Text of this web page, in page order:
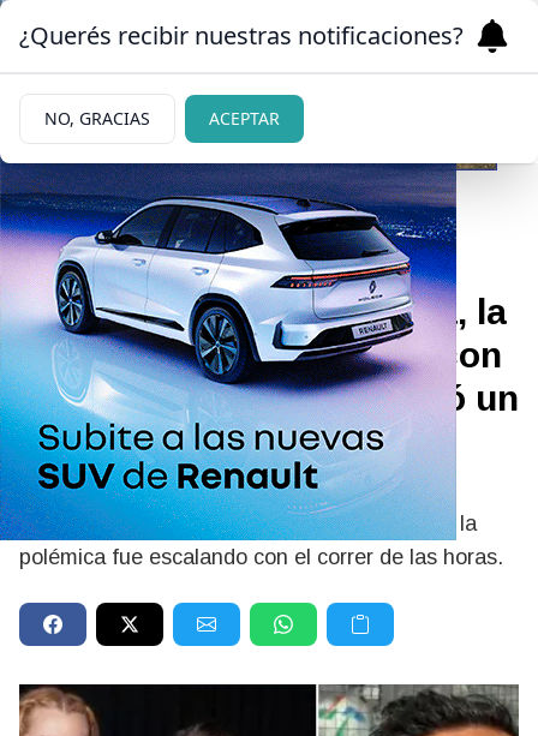
¿PELEA EN PUERTA? | 17/03/2026
La letal actitud de Indiana, la
hija de Nicole Neumann, con
Fabián Cubero que desató un
escándalo
La hija mayor de la modelo decidió hacer un
llamativo movimiento en sus redes sociales y la
polémica fue escalando con el correr de las horas.
¿Querés recibir nuestras notificaciones?
NO, GRACIAS ACEPTAR